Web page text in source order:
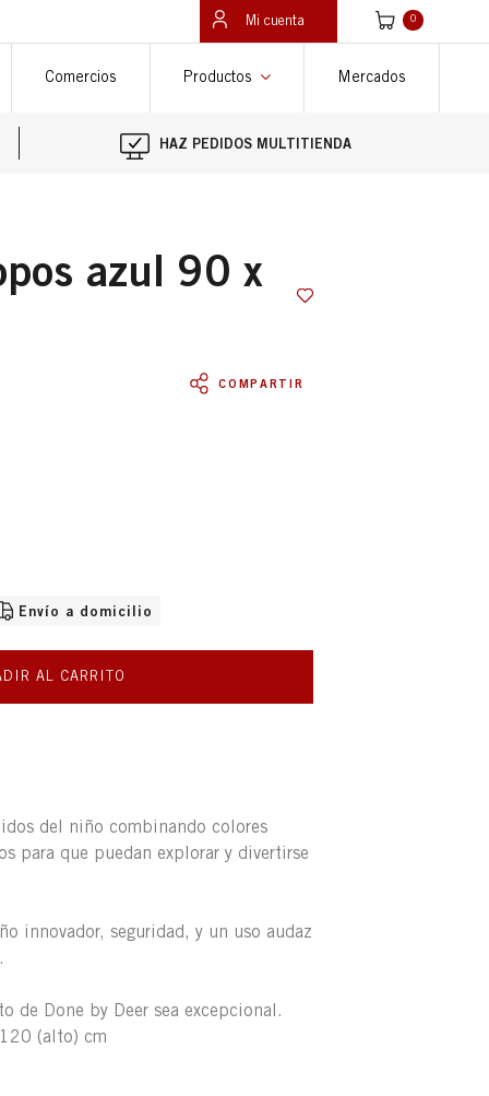
Mi cuenta Ver carrito
0
Comercios Productos Mercados
HAZ PEDIDOS MULTITIENDA
COMPARTIR
Envío a domicilio
AL CARRITO
del niño combinando colores
para que puedan explorar y divertirse
innovador, seguridad, y un uso audaz
de Done by Deer sea excepcional.
(alto) cm